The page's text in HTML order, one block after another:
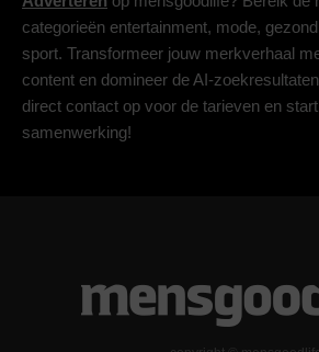
categorieën entertainment, mode,
sport. Transformeer jouw merkverhaal
content en domineer de AI-
direct contact op voor de tarieven en
samenwerking!